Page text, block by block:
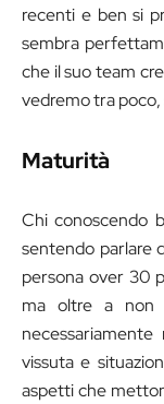
recenti e ben si
sembra
che il suo team
vedremo tra poco,
Maturità
Chi conoscendo
sentendo parlare
persona over 30
ma oltre a non
vissuta e
aspetti che